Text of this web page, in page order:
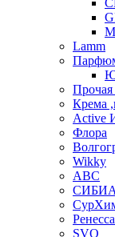
Lamm
Крема
Аctive
Флора
Wikky
АВС
SVO